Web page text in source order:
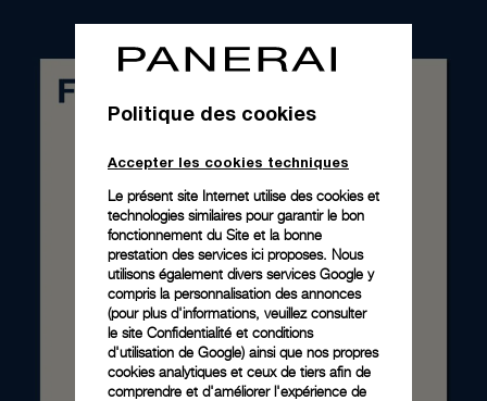
Politique des cookies
Accepter les cookies techniques
Le présent site Internet utilise des cookies et
technologies similaires pour garantir le bon
fonctionnement du Site et la bonne
prestation des services ici proposes. Nous
utilisons également divers services Google y
compris la personnalisation des annonces
(pour plus d'informations, veuillez consulter
le site Confidentialité et conditions
d'utilisation de Google) ainsi que nos propres
cookies analytiques et ceux de tiers afin de
comprendre et d'améliorer l'expérience de